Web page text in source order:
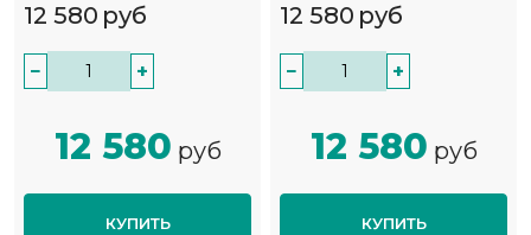
12 580 руб
− +
12 580 руб
КУПИТЬ
12 580 руб
− +
12 580 руб
КУПИТЬ